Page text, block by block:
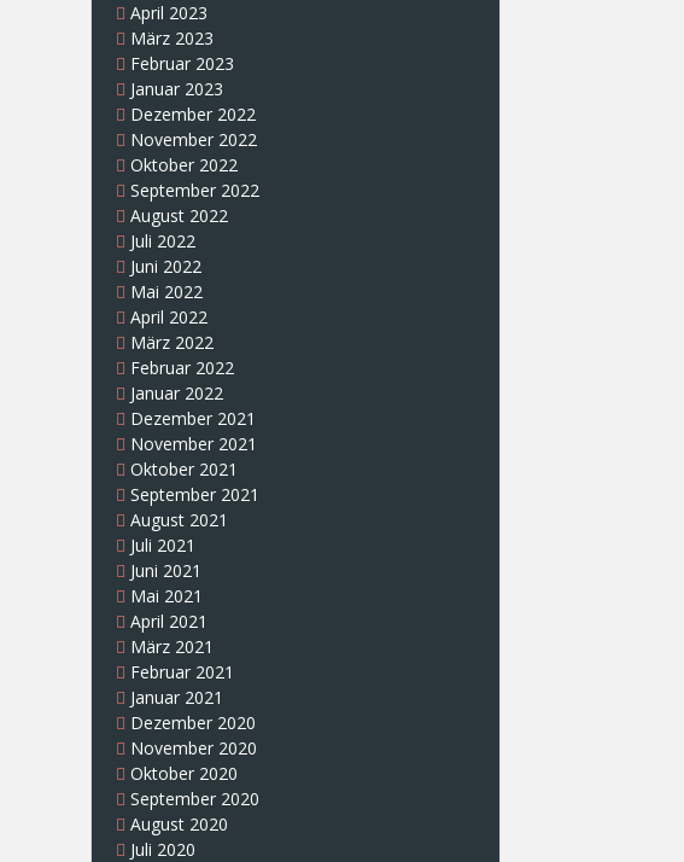
April 2023
März 2023
Februar 2023
Januar 2023
Dezember 2022
November 2022
Oktober 2022
September 2022
August 2022
Juli 2022
Juni 2022
Mai 2022
April 2022
März 2022
Februar 2022
Januar 2022
Dezember 2021
November 2021
Oktober 2021
September 2021
August 2021
Juli 2021
Juni 2021
Mai 2021
April 2021
März 2021
Februar 2021
Januar 2021
Dezember 2020
November 2020
Oktober 2020
September 2020
August 2020
Juli 2020